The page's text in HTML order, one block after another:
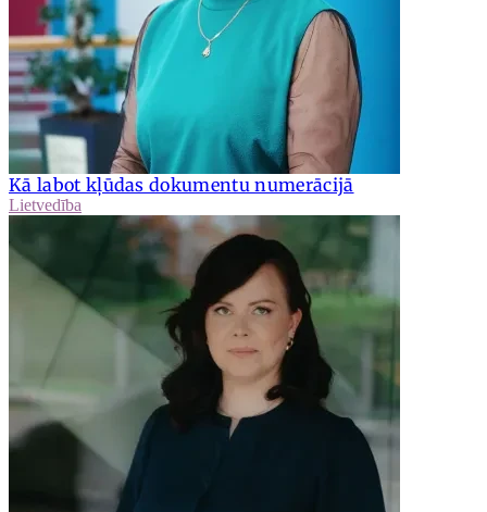
Kā labot kļūdas dokumentu numerācijā
Lietvedība